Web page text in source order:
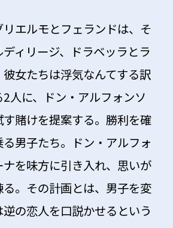
リエルモとフェランドは、そ
ィリージ、ドラベッラとラ
女たちは浮気なんてする訳
人に、ドン・アルフォンソ
賭けを提案する。勝利を確
男子たち。ドン・アルフォ
を味方に引き入れ、思いが
。その計画とは、男子を変
の恋人を口説かせるという